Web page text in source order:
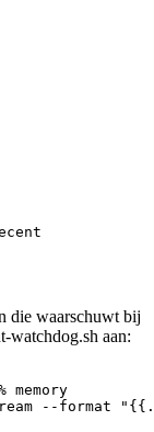
die waarschuwt bij
watchdog.sh aan:
--format